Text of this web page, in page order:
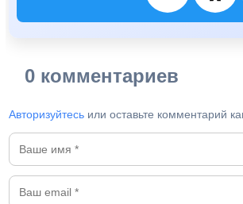
0 комментариев
Авторизуйтесь или оставьте комментарий